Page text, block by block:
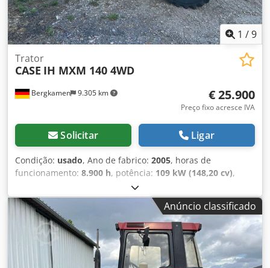
1 /9
Bergkamen 9.305 km
Trator
CASE IH MXM 140 4WD
€ 25.900
Preço fixo acresce IVA
Solicitar Ligar
Condição: usado, Ano de fabrico: 2005, horas de
funcionamento: 8.900 h, potência: 109 kW (148,20 cv),
ABS, ar condicionado, cabina, tração
integral, Peso morto: 5.868 kg Comprimento: 4.692 mm
Largura: 2.507 mm Altura: 2.997 mm Distância entre eixos:
2.723 mm Cedewlmt Ijpfx Alferf Potência nominal: 105,9
kW, 144 cv Velocidade nominal: 2.200 rpm Número de
cilindros: 6 Deslocamento: 7.480 cm³ Aumento de torque:
51,3 Tração nas quatro rodas
Anúncio classificado